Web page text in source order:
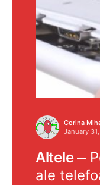
Corina
January
Altele
ale